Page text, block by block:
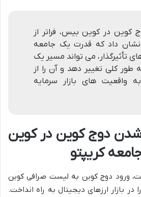
در کوین بیس، فراتر از
داد که قدرت یک جامعه
تأثیرگذار، می تواند مسیر یک
طور کلی تغییر دهد و آن را از
واقعیت های بازار سرمایه
شدن دوج کوین در کوین
کریپتو
ورود دوج کوین به لیست صرافی کوین
بازار ارزهای دیجیتال به راه انداخت.